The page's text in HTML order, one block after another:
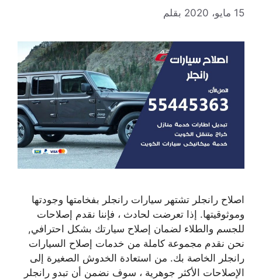
15 مايو، 2020 بقلم
اصلاح رانجلر تشتهر سيارات رانجلر بفخامتها وجودتها
وموثوقيتها. إذا تعرضت لحادث ، فإننا نقدم إصلاحات
للجسم والطلاء لضمان إصلاح سيارتك بشكل احترافي,
نحن نقدم مجموعة كاملة من خدمات إصلاح السيارات
رانجلر الخاصة بك. من استعادة الخدوش الصغيرة إلى
الإصلاحات الأكثر جوهرية ، سوف نضمن أن تبدو رانجلر